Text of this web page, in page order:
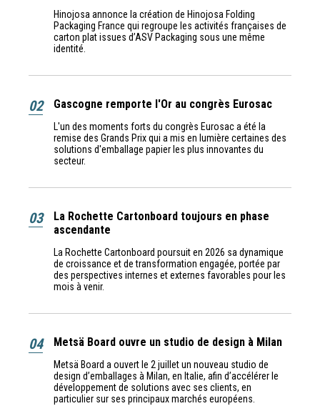
Hinojosa annonce la création de Hinojosa Folding
Packaging France qui regroupe les activités françaises de
carton plat issues d’ASV Packaging sous une même
identité.
02 Gascogne remporte l'Or au congrès Eurosac
L'un des moments forts du congrès Eurosac a été la
remise des Grands Prix qui a mis en lumière certaines des
solutions d'emballage papier les plus innovantes du
secteur.
03
La Rochette Cartonboard toujours en phase
ascendante
La Rochette Cartonboard poursuit en 2026 sa dynamique
de croissance et de transformation engagée, portée par
des perspectives internes et externes favorables pour les
mois à venir.
04 Metsä Board ouvre un studio de design à Milan
Metsä Board a ouvert le 2 juillet un nouveau studio de
design d’emballages à Milan, en Italie, afin d’accélérer le
développement de solutions avec ses clients, en
particulier sur ses principaux marchés européens.